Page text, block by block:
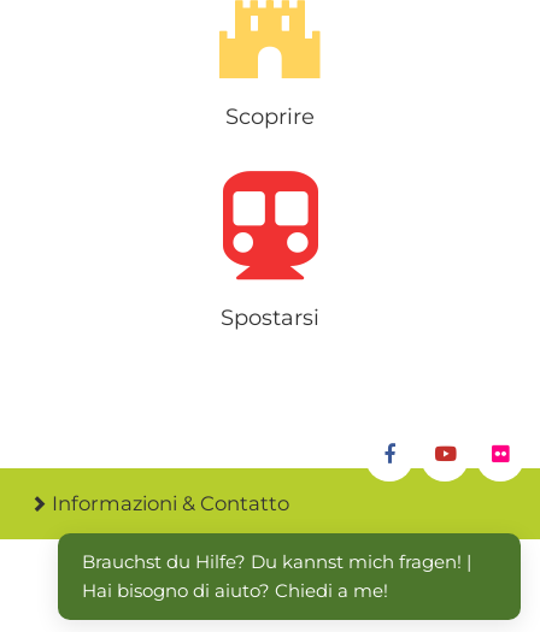
Scoprire
Spostarsi
Informazioni & Contatto
Brauchst du Hilfe? Du kannst mich fragen! |
Hai bisogno di aiuto? Chiedi a me!